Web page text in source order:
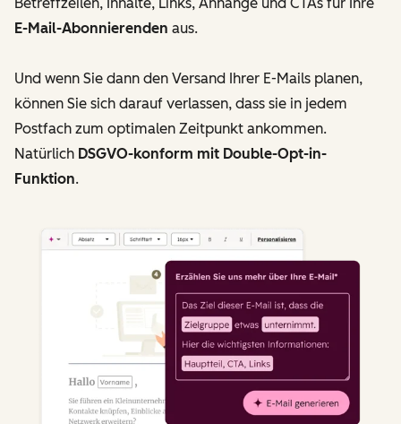
E-Mail-Abonnierenden aus.
Und wenn Sie dann den Versand Ihrer E-Mails planen,
können Sie sich darauf verlassen, dass sie in jedem
Postfach zum optimalen Zeitpunkt ankommen.
Natürlich DSGVO-konform mit Double-Opt-in-
Funktion.